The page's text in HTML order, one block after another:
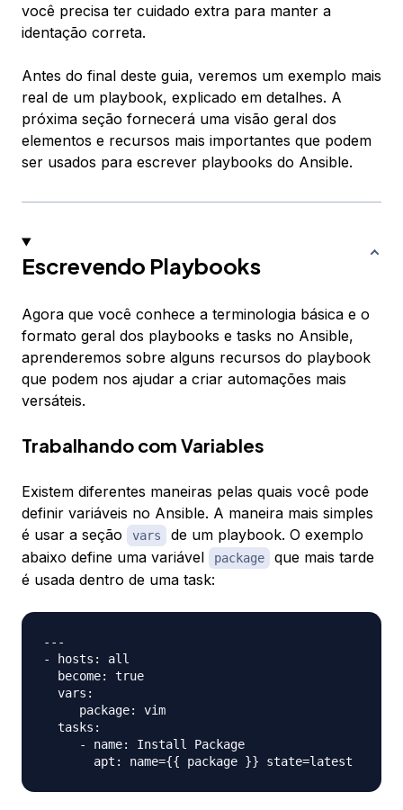
você precisa ter cuidado extra para manter a
identação correta.
Antes do final deste guia, veremos um exemplo mais
real de um playbook, explicado em detalhes. A
próxima seção fornecerá uma visão geral dos
elementos e recursos mais importantes que podem
ser usados para escrever playbooks do Ansible.
Escrevendo Playbooks
Agora que você conhece a terminologia básica e o
formato geral dos playbooks e tasks no Ansible,
aprenderemos sobre alguns recursos do playbook
que podem nos ajudar a criar automações mais
versáteis.
Trabalhando com Variables
Existem diferentes maneiras pelas quais você pode
definir variáveis no Ansible. A maneira mais simples
é usar a seção
vars
de um playbook. O exemplo
abaixo define uma variável
package
que mais tarde
é usada dentro de uma task:
---
- hosts: all
  become: true
  vars:
     package: vim
  tasks:
     - name: Install Package